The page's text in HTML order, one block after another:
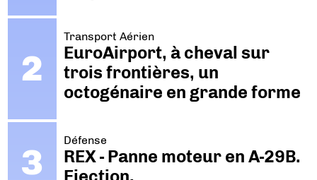
Transport Aérien
EuroAirport, à cheval sur
trois frontières, un
octogénaire en grande forme
Défense
REX - Panne moteur en A-29B.
Ejection.